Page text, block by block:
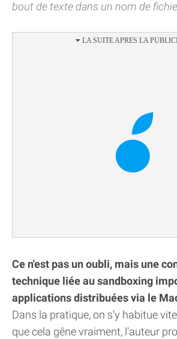
bout de texte dans un nom de
Ce n'est pas un oubli, mais une
technique liée au sandboxing
applications distribuées via le
Dans la pratique, on s'y habitue
que cela gêne vraiment, l'auteur